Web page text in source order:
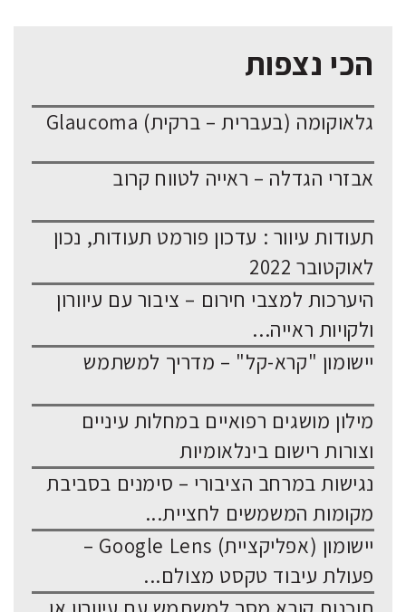
הכי נצפות
גלאוקומה (בעברית – ברקית) Glaucoma
אבזרי הגדלה – ראייה לטווח קרוב
תעודות עיוור : עדכון פורמט תעודות, נכון
לאוקטובר 2022
היערכות למצבי חירום – ציבור עם עיוורון
ולקויות ראייה...
יישומון "קרא-קל" – מדריך למשתמש
מילון מושגים רפואיים במחלות עיניים
וצורות רישום בינלאומיות
נגישות במרחב הציבורי – סימנים בסביבת
מקומות המשמשים לחציית...
יישומון (אפליקציית) Google Lens –
פעולת עיבוד טקסט מצולם...